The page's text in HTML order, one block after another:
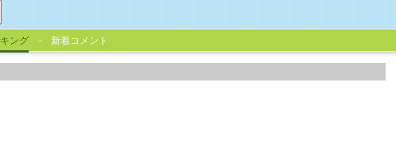
ング 新着コメント